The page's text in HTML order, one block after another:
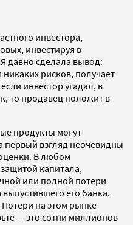
инвестора,
инвестируя в
давно сделала вывод:
рисков, получает
инвестор угадал, в
то продавец положит в
продукты могут
первый взгляд неочевидны
В любом
капитала,
или полной потери
его банка.
на этом рынке
— это сотни миллионов